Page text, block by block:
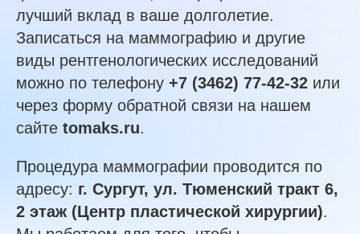
лучший вклад в ваше долголетие.
Записаться на маммографию и другие
виды рентгенологических исследований
можно по телефону +7 (3462) 77-42-32 или
через форму обратной связи на нашем
сайте tomaks.ru.
Процедура маммографии проводится по
адресу: г. Сургут, ул. Тюменский тракт 6,
2 этаж (Центр пластической хирургии).